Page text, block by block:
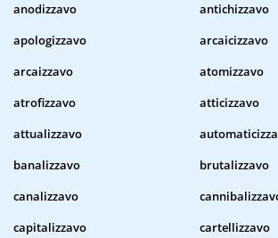
anodizzavo
antichizzavo
apologizzavo
arcaicizzavo
arcaizzavo
atomizzavo
atrofizzavo
atticizzavo
attualizzavo
banalizzavo
brutalizzavo
canalizzavo
capitalizzavo
cartellizzavo